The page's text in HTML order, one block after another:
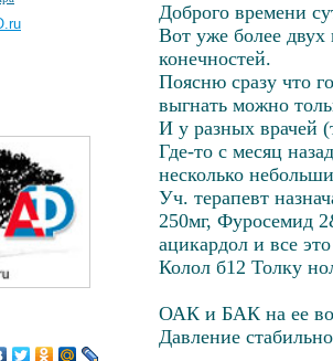
Доброго времени
Вот уже более двух
конечностей.
Поясню сразу что
выгнать можно
И у разных врачей
Где-то с месяц
несколько
Уч. терапевт
250мг, Фуросемид
ацикардол и все
Колол б12 Толку
ОАК и БАК на ее
Давление